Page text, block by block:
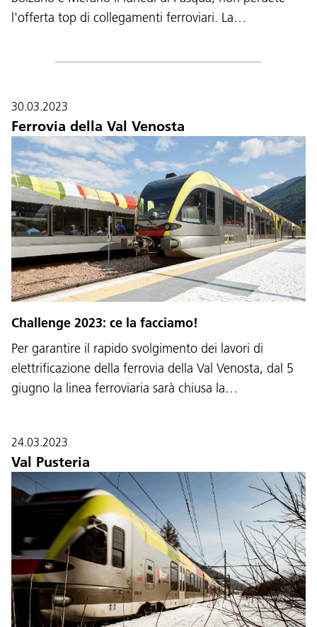
Lingua:
l'offerta top di collegamenti ferroviari. La…
30.03.2023
Ferrovia della Val Venosta
Challenge 2023: ce la facciamo!
Per garantire il rapido svolgimento dei lavori di
elettrificazione della ferrovia della Val Venosta, dal 5
giugno la linea ferroviaria sarà chiusa la…
24.03.2023
Val Pusteria